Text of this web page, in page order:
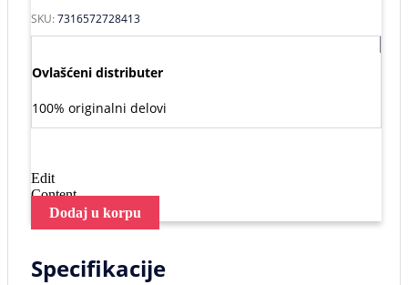
SKU:7316572728413
Ovlašćeni distributer
100% originalni delovi
Edit
Content
Dodaj u korpu
Specifikacije